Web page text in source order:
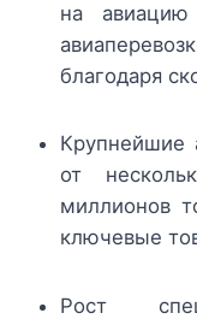
на
благодаря
Крупнейшие
от
миллионов
ключевые
Рост